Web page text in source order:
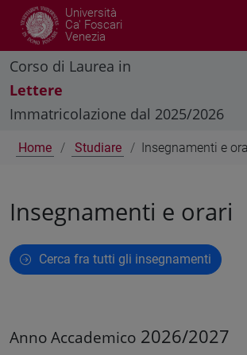
Università
Ca' Foscari
Venezia
Corso di Laurea in
Lettere
Immatricolazione dal 2025/2026
Home Studiare Insegnamenti e
Insegnamenti e orari
Cerca fra tutti gli insegnamenti
Anno Accademico 2026/2027